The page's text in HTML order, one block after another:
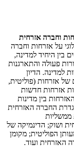
על אזרחות וחברה
בין היחיד למדינה,
פעולה והתארגנות
למדינה. הדיון
של אזרחות (פוליטית,
אזרחות חדשות
בין מדינות
החברה האזרחית
ממשליות
ושוק; הדינמיקה של
הפוליטית; מקומן